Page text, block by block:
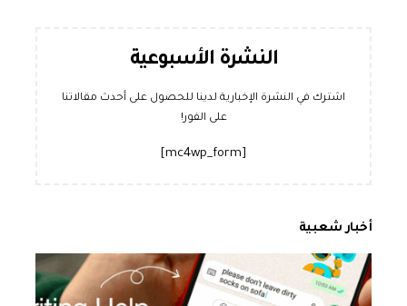
النشرة الأسبوعية
اشترك في النشرة الإخبارية لدينا للحصول على أحدث مقالاتنا
على الفور!
[mc4wp_form]
أخبار شعبية